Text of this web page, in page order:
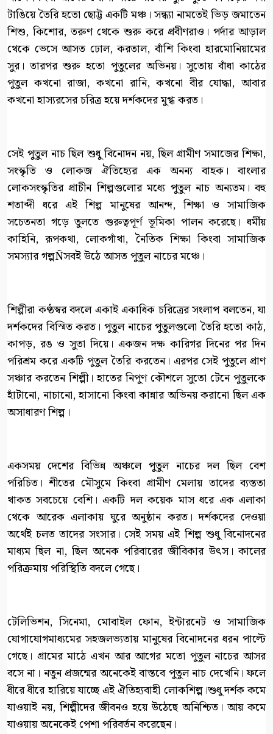
টাঙিয়ে তৈরি হতো ছোট্ট একটি মঞ্চ। সন্ধ্যা নামতেই ভিড় জমাতেন
শিশু, কিশোর, তরুণ থেকে শুরু করে প্রবীণরাও। পর্দার আড়াল
থেকে ভেসে আসত ঢোল, করতাল, বাঁশি কিংবা হারমোনিয়ামের
সুর। তারপর শুরু হতো পুতুলের অভিনয়। সুতোয় বাঁধা কাঠের
পুতুল কখনো রাজা, কখনো রানি, কখনো বীর যোদ্ধা, আবার
কখনো হাস্যরসের চরিত্র হয়ে দর্শকদের মুগ্ধ করত।
সেই পুতুল নাচ ছিল শুধু বিনোদন নয়, ছিল গ্রামীণ সমাজের শিক্ষা,
সংস্কৃতি ও লোকজ ঐতিহ্যের এক অনন্য বাহক। বাংলার
লোকসংস্কৃতির প্রাচীন শিল্পগুলোর মধ্যে পুতুল নাচ অন্যতম। বহু
শতাব্দী ধরে এই শিল্প মানুষের আনন্দ, শিক্ষা ও সামাজিক
সচেতনতা গড়ে তুলতে গুরুত্বপূর্ণ ভূমিকা পালন করেছে। ধর্মীয়
কাহিনি, রূপকথা, লোকগাঁথা, নৈতিক শিক্ষা কিংবা সামাজিক
সমস্যার গল্পÑসবই উঠে আসত পুতুল নাচের মঞ্চে।
শিল্পীরা কণ্ঠস্বর বদলে একাই একাধিক চরিত্রের সংলাপ বলতেন, যা
দর্শকদের বিস্মিত করত। পুতুল নাচের পুতুলগুলো তৈরি হতো কাঠ,
কাপড়, রঙ ও সুতা দিয়ে। একজন দক্ষ কারিগর দিনের পর দিন
পরিশ্রম করে একটি পুতুল তৈরি করতেন। এরপর সেই পুতুলে প্রাণ
সঞ্চার করতেন শিল্পী। হাতের নিপুণ কৌশলে সুতো টেনে পুতুলকে
হাঁটানো, নাচানো, হাসানো কিংবা কান্নার অভিনয় করানো ছিল এক
অসাধারণ শিল্প।
একসময় দেশের বিভিন্ন অঞ্চলে পুতুল নাচের দল ছিল বেশ
পরিচিত। শীতের মৌসুমে কিংবা গ্রামীণ মেলায় তাদের ব্যস্ততা
থাকত সবচেয়ে বেশি। একটি দল কয়েক মাস ধরে এক এলাকা
থেকে আরেক এলাকায় ঘুরে অনুষ্ঠান করত। দর্শকদের দেওয়া
অর্থেই চলত তাদের সংসার। সেই সময় এই শিল্প শুধু বিনোদনের
মাধ্যম ছিল না, ছিল অনেক পরিবারের জীবিকার উৎস। কালের
পরিক্রমায় পরিস্থিতি বদলে গেছে।
টেলিভিশন, সিনেমা, মোবাইল ফোন, ইন্টারনেট ও সামাজিক
যোগাযোগমাধ্যমের সহজলভ্যতায় মানুষের বিনোদনের ধরন পাল্টে
গেছে। গ্রামের মাঠে এখন আর আগের মতো পুতুল নাচের আসর
বসে না। নতুন প্রজন্মের অনেকেই বাস্তবে পুতুল নাচ দেখেনি। ফলে
ধীরে ধীরে হারিয়ে যাচ্ছে এই ঐতিহ্যবাহী লোকশিল্প।শুধু দর্শক কমে
যাওয়াই নয়, শিল্পীদের জীবনও হয়ে উঠেছে অনিশ্চিত। আয় কমে
যাওয়ায় অনেকেই পেশা পরিবর্তন করেছেন।